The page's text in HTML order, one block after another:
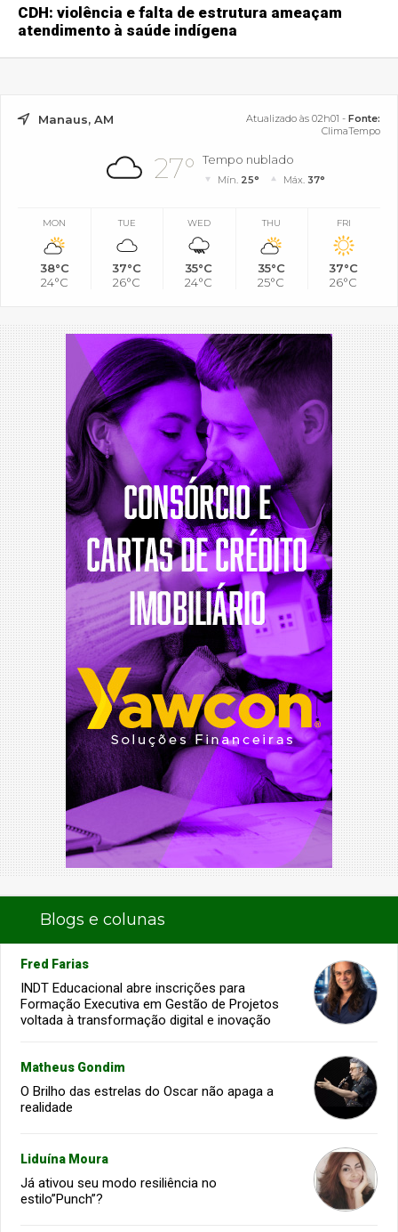
CDH: violência e falta de estrutura ameaçam
atendimento à saúde indígena
Manaus, AM Atualizado às 02h01 - Fonte:
ClimaTempo
27° Tempo nublado
Mín. 25° Máx. 37°
MON
38°C
24°C
TUE
37°C
26°C
WED
35°C
24°C
THU
35°C
25°C
FRI
37°C
26°C
Blogs e colunas
Fred Farias
INDT Educacional abre inscrições para
Formação Executiva em Gestão de Projetos
voltada à transformação digital e inovação
Matheus Gondim
O Brilho das estrelas do Oscar não apaga a
realidade
Liduína Moura
Já ativou seu modo resiliência no
estilo”Punch”?